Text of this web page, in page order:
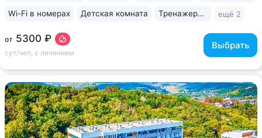
от 5300 ₽
сут/чел, с лечением
Выбрать
Wi-Fi в номерах Детская комната Тренажерный зал ещё 2